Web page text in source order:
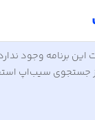
برنامه وجود
جستجوی سیب‌اپ